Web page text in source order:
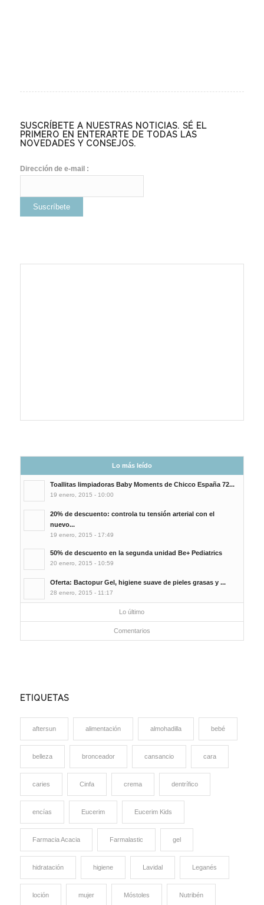
SUSCRÍBETE A NUESTRAS NOTICIAS. SÉ EL
PRIMERO EN ENTERARTE DE TODAS LAS
NOVEDADES Y CONSEJOS.
Dirección de e-mail :
Lo más leído
Toallitas limpiadoras Baby Moments de Chicco España 72...
19 enero, 2015 - 10:00
20% de descuento: controla tu tensión arterial con el
nuevo...
19 enero, 2015 - 17:49
50% de descuento en la segunda unidad Be+ Pediatrics
20 enero, 2015 - 10:59
Oferta: Bactopur Gel, higiene suave de pieles grasas y ...
28 enero, 2015 - 11:17
Lo último
Comentarios
ETIQUETAS
aftersun alimentación almohadilla bebé
belleza bronceador cansancio cara
caries Cinfa crema dentrífico
encías Eucerim Eucerim Kids
Farmacia Acacia Farmalastic gel
hidratación higiene Lavidal Leganés
loción mujer Móstoles Nutribén